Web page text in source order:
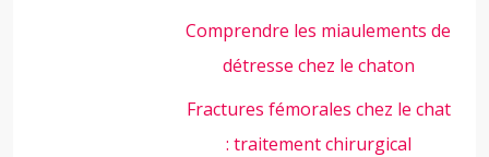
Comprendre les miaulements de
détresse chez le chaton
Fractures fémorales chez le chat
: traitement chirurgical